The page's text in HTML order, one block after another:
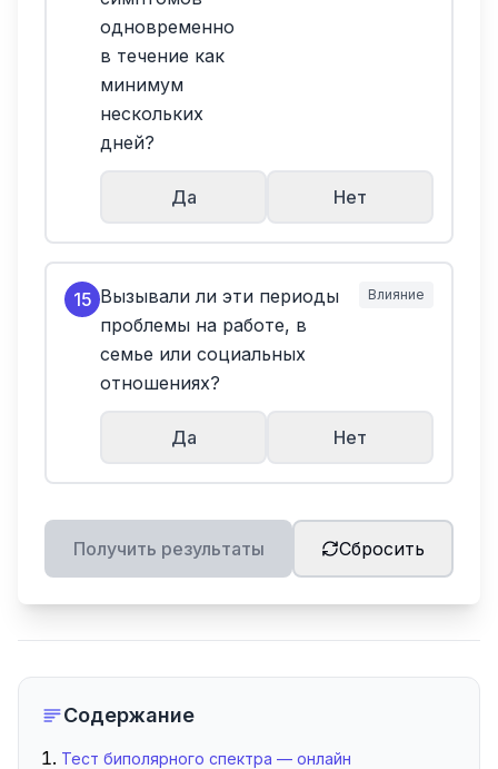
одновременно
в течение как
минимум
нескольких
дней?
Да Нет
15 Вызывали ли эти периоды
проблемы на работе, в
семье или социальных
отношениях?
Влияние
Да Нет
Получить результаты Сбросить
Содержание
Тест биполярного спектра — онлайн